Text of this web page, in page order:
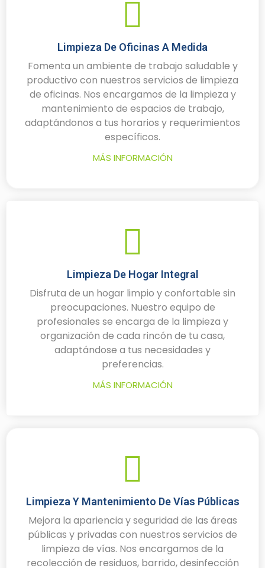
Limpieza De Oficinas A Medida
Fomenta un ambiente de trabajo saludable y
productivo con nuestros servicios de limpieza
de oficinas. Nos encargamos de la limpieza y
mantenimiento de espacios de trabajo,
adaptándonos a tus horarios y requerimientos
específicos.
MÁS INFORMACIÓN
Limpieza De Hogar Integral
Disfruta de un hogar limpio y confortable sin
preocupaciones. Nuestro equipo de
profesionales se encarga de la limpieza y
organización de cada rincón de tu casa,
adaptándose a tus necesidades y
preferencias.
MÁS INFORMACIÓN
Limpieza Y Mantenimiento De Vías Públicas
Mejora la apariencia y seguridad de las áreas
públicas y privadas con nuestros servicios de
limpieza de vías. Nos encargamos de la
recolección de residuos, barrido, desinfección